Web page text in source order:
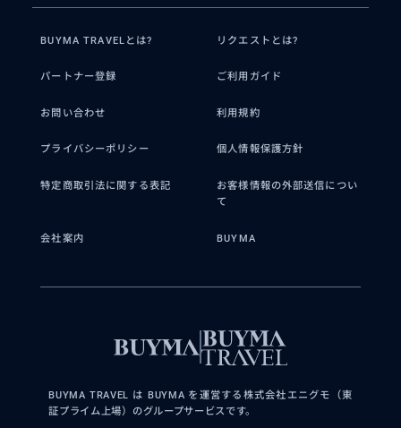
BUYMA TRAVELとは? リクエストとは?
パートナー登録 ご利用ガイド
お問い合わせ 利用規約
プライバシーポリシー 個人情報保護方針
特定商取引法に関する表記
お客様情報の外部送信につい
て
会社案内 BUYMA
BUYMA TRAVEL は BUYMA を運営する株式会社エニグモ（東
証プライム上場）のグループサービスです。